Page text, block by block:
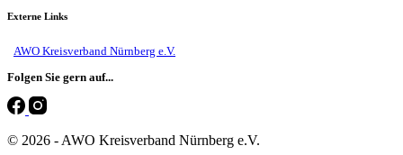
Externe Links
AWO Kreisverband Nürnberg e.V.
Folgen Sie gern auf...
© 2026 - AWO Kreisverband Nürnberg e.V.